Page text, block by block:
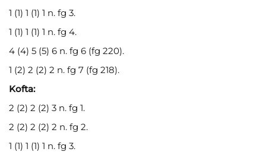
1 (1) 1 (1) 1 n. fg 3.
1 (1) 1 (1) 1 n. fg 4.
4 (4) 5 (5) 6 n. fg 6 (fg 220).
1 (2) 2 (2) 2 n. fg 7 (fg 218).
Kofta:
2 (2) 2 (2) 3 n. fg 1.
2 (2) 2 (2) 2 n. fg 2.
1 (1) 1 (1) 1 n. fg 3.